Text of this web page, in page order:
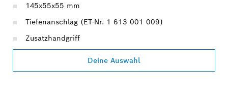
145x55x55 mm
Tiefenanschlag (ET-Nr. 1 613 001 009)
Zusatzhandgriff
Deine Auswahl